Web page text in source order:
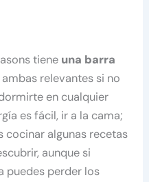
tiene una barra
ambas relevantes si no
en cualquier
es fácil, ir a la cama;
cocinar algunas recetas
aunque si
puedes perder los